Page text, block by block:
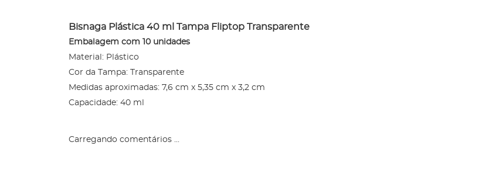
Bisnaga Plástica 40 ml Tampa Fliptop Transparente
Embalagem com 10 unidades
Material: Plástico
Cor da Tampa: Transparente
Medidas aproximadas: 7,6 cm x 5,35 cm x 3,2 cm
Capacidade: 40 ml
Carregando comentários ...